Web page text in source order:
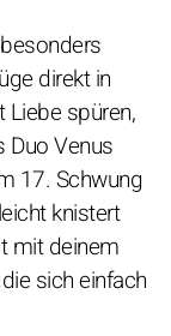
direkt in
Liebe spüren,
Duo Venus
17. Schwung
knistert
mit deinem
sich einfach